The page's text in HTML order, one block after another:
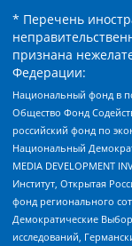
* Перечень
признана
Федерации:
Национальный фонд в
Общество Фонд
российский фонд по
Национальный
MEDIA DEVELOPMENT
Институт, Открытая
фонд регионального
Демократические
исследований,